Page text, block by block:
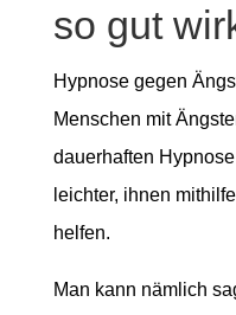
so gut
Hypnose gegen
Menschen mit
dauerhaften
leichter, ihnen
helfen.
Man kann nämlich